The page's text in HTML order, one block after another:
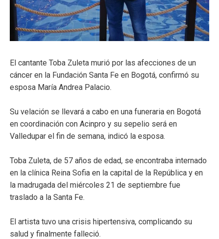
El cantante Toba Zuleta murió por las afecciones de un
cáncer en la Fundación Santa Fe en Bogotá, confirmó su
esposa María Andrea Palacio.
Su velación se llevará a cabo en una funeraria en Bogotá
en coordinación con Acinpro y su sepelio será en
Valledupar el fin de semana, indicó la esposa.
Toba Zuleta, de 57 años de edad, se encontraba internado
en la clínica Reina Sofia en la capital de la República y en
la madrugada del miércoles 21 de septiembre fue
traslado a la Santa Fe.
El artista tuvo una crisis hipertensiva, complicando su
salud y finalmente falleció.